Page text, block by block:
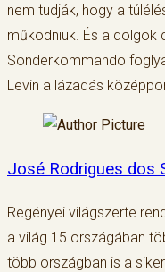
nem tudják, hogy a
működniük. És a dolgok
Sonderkommando
Levin a lázadás
José Rodrigues dos
Regényei világszerte
a világ 15 országában
több országban is a